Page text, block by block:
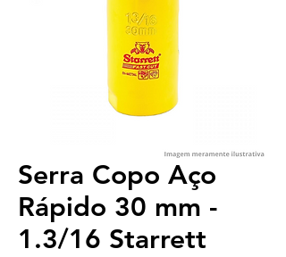
Serra Copo Aço
Rápido 30 mm -
1.3/16 Starrett